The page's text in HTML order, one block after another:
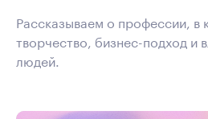
Рассказываем о профессии, в
творчество, бизнес-подход и
людей.